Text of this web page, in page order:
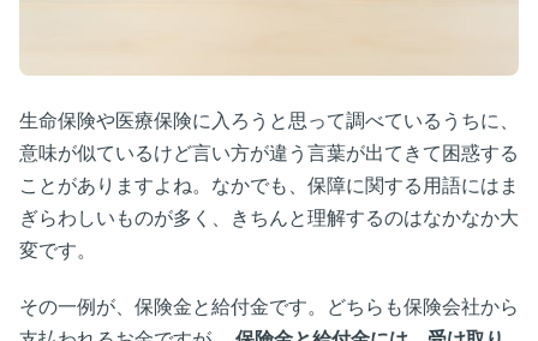
生命保険や医療保険に入ろうと思って調べているうちに、
意味が似ているけど言い方が違う言葉が出てきて困惑する
ことがありますよね。なかでも、保障に関する用語にはま
ぎらわしいものが多く、きちんと理解するのはなかなか大
変です。
その一例が、保険金と給付金です。どちらも保険会社から